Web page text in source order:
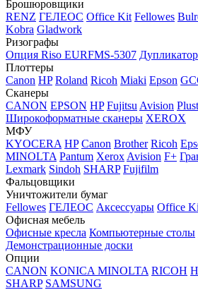
Брошюровщики
RENZ ГЕЛЕОС Office Kit Fellowes
Kobra Gladwork
Ризографы
Опция Riso EURFMS-5307
Плоттеры
Canon HP Roland Ricoh Miaki Epson
Сканеры
CANON EPSON HP Fujitsu Avision
Широкоформатные сканеры XEROX
МФУ
KYOCERA HP Canon Brother Ricoh
MINOLTA Pantum Xerox Avision F+
Lexmark Sindoh SHARP Fujifilm
Фальцовщики
Уничтожители бумаг
Fellowes ГЕЛЕОС Аксессуары Office
Офисная мебель
Офисные кресла Компьютерные столы
Демонстрационные доски
Опции
CANON KONICA MINOLTA RICOH
SHARP SAMSUNG